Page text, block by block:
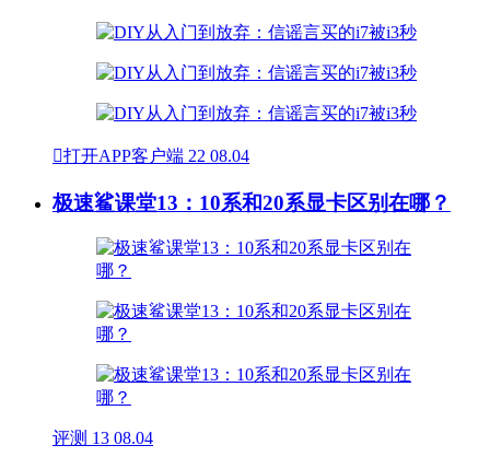
打开APP客户端 22 08.04
极速鲨课堂13：10系和20系显卡区别在哪？
评测 13 08.04